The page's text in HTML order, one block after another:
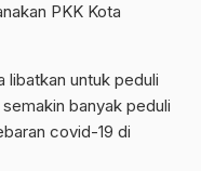
PKK Kota
libatkan untuk peduli
banyak peduli
covid-19 di